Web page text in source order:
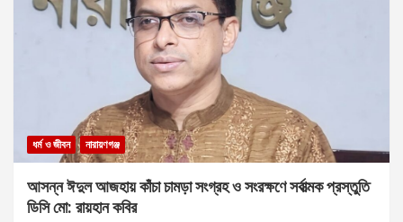
ধর্ম ও জীবন নারায়ণগঞ্জ
আসন্ন ঈদুল আজহায় কাঁচা চামড়া সংগ্রহ ও সংরক্ষণে সর্বাত্মক প্রস্তুতি
ডিসি মো: রায়হান কবির